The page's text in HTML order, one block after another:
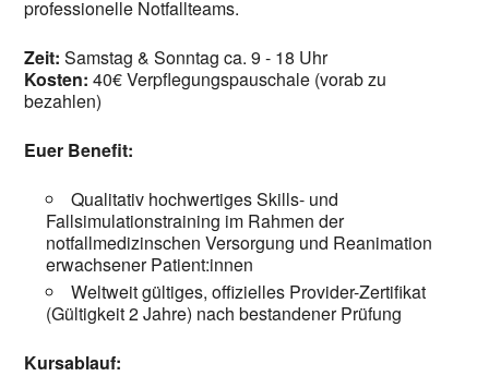
professionelle Notfallteams.
Zeit: Samstag & Sonntag ca. 9 - 18 Uhr
Kosten: 40€ Verpflegungspauschale (vorab zu
bezahlen)
Euer Benefit:
Qualitativ hochwertiges Skills- und
Fallsimulationstraining im Rahmen der
notfallmedizinschen Versorgung und Reanimation
erwachsener Patient:innen
Weltweit gültiges, offizielles Provider-Zertifikat
(Gültigkeit 2 Jahre) nach bestandener Prüfung
Kursablauf: